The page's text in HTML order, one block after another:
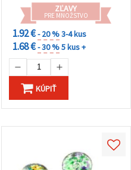
ZĽAVY
PRE MNOŽSTVO
1.92 €- 20 %3-4 kus
1.68 €- 30 %5 kus +
KÚPIŤ